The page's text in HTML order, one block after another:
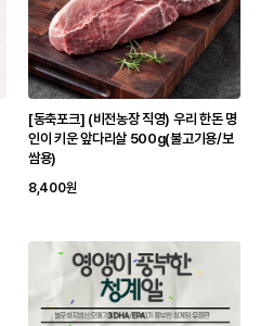
[동축포크] (비전농장 직영) 우리 한돈 명
인이 키운 앞다리살 500g(불고기용/보
쌈용)
8,400원